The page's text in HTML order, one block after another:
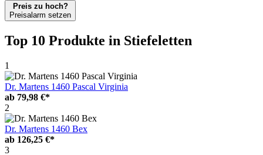
Preis zu hoch?
Preisalarm setzen
Top 10 Produkte in Stiefeletten
1
Dr. Martens 1460 Pascal Virginia
ab 79,98 €*
2
Dr. Martens 1460 Bex
ab 126,25 €*
3